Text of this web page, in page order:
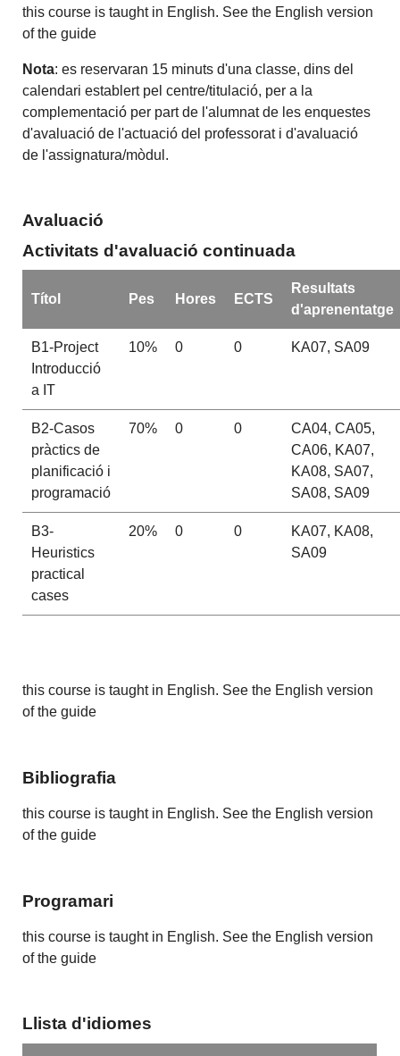
this course is taught in English. See the English version
of the guide
Nota: es reservaran 15 minuts d'una classe, dins del
calendari establert pel centre/titulació, per a la
complementació per part de l'alumnat de les enquestes
d'avaluació de l'actuació del professorat i d'avaluació
de l'assignatura/mòdul.
Avaluació
Activitats d'avaluació continuada
Títol Pes Hores ECTS
Resultats
d'aprenentatge
B1-Project
Introducció
a IT
10% 0 0 KA07, SA09
B2-Casos
pràctics de
planificació i
programació
70% 0 0
CA04, CA05,
CA06, KA07,
KA08, SA07,
SA08, SA09
B3-
Heuristics
practical
cases
20% 0 0
KA07, KA08,
SA09
this course is taught in English. See the English version
of the guide
Bibliografia
this course is taught in English. See the English version
of the guide
Programari
this course is taught in English. See the English version
of the guide
Llista d'idiomes